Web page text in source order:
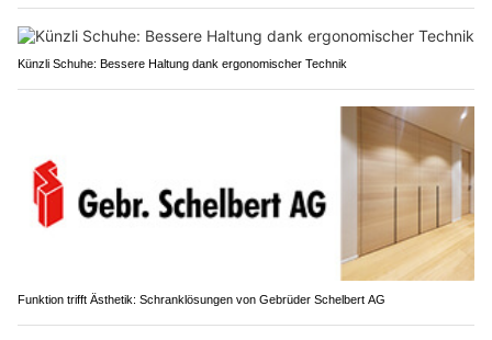
Künzli Schuhe: Bessere Haltung dank ergonomischer Technik
Funktion trifft Ästhetik: Schranklösungen von Gebrüder Schelbert AG